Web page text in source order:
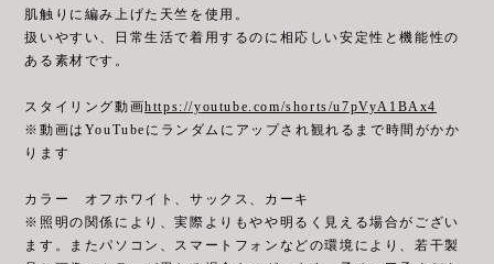
肌触りに編み上げた天竺を使用。
扱いやすい、日常生活で着用するのに相応しい安定性と機能性の
ある素材です。
スタイリング動画https://youtube.com/shorts/u7pVyA1BAx4
※動画はYouTubeにランダムにアップされ観れるまで時間がかか
ります
カラー オフホワイト、サックス、カーキ
※照明の関係により、実際よりもやや明るく見える場合がござい
ます。またパソコン、スマートフォンなどの環境により、若干製